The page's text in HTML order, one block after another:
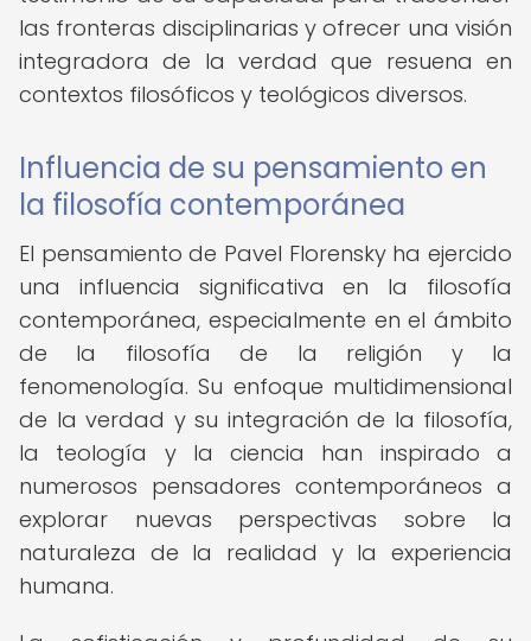
las fronteras disciplinarias y ofrecer una visión
integradora de la verdad que resuena en
contextos filosóficos y teológicos diversos.
Influencia de su pensamiento en
la filosofía contemporánea
El pensamiento de Pavel Florensky ha ejercido
una influencia significativa en la filosofía
contemporánea, especialmente en el ámbito
de la filosofía de la religión y la
fenomenología. Su enfoque multidimensional
de la verdad y su integración de la filosofía,
la teología y la ciencia han inspirado a
numerosos pensadores contemporáneos a
explorar nuevas perspectivas sobre la
naturaleza de la realidad y la experiencia
humana.